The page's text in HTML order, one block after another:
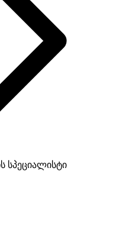
სპეციალისტი